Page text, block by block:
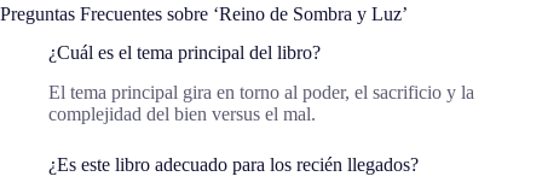
Preguntas Frecuentes sobre ‘Reino de Sombra y Luz’
¿Cuál es el tema principal del libro?
El tema principal gira en torno al poder, el sacrificio y la
complejidad del bien versus el mal.
¿Es este libro adecuado para los recién llegados?